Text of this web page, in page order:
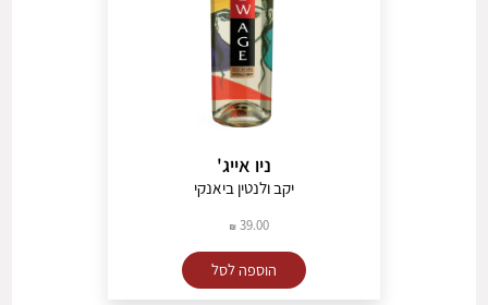
ניו אייג'
יקב ולנטין ביאנקי
39.00
הוספה לסל